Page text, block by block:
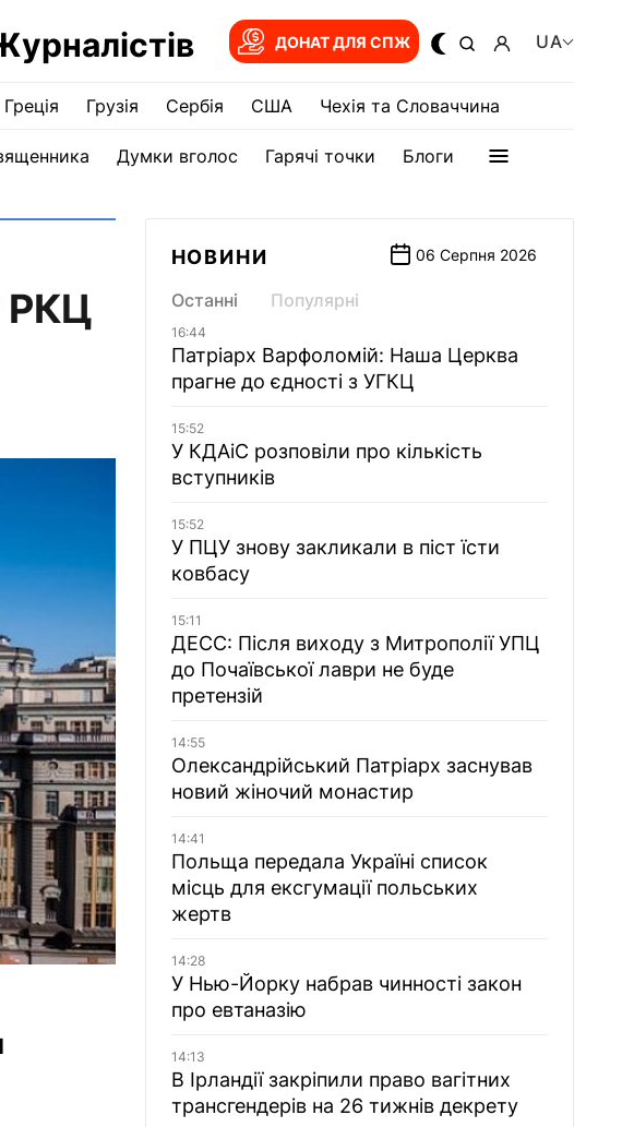
ДОНАТ ДЛЯ СПЖ UA
Греція Грузія Сербія США Чехія та Словаччина
Думки вголос Гарячі точки Блоги
РКЦ
НОВИНИ 06 Серпня 2026
Останні Популярні
16:44
Патріарх Варфоломій: Наша Церква
прагне до єдності з УГКЦ
15:52
У КДАіС розповіли про кількість
вступників
15:52
У ПЦУ знову закликали в піст їсти
ковбасу
15:11
ДЕСС: Після виходу з Митрополії УПЦ
до Почаївської лаври не буде
претензій
14:55
Олександрійський Патріарх заснував
новий жіночий монастир
14:41
Польща передала Україні список
місць для ексгумації польських
жертв
14:28
У Нью-Йорку набрав чинності закон
про евтаназію
14:13
В Ірландії закріпили право вагітних
трансгендерів на 26 тижнів декрету